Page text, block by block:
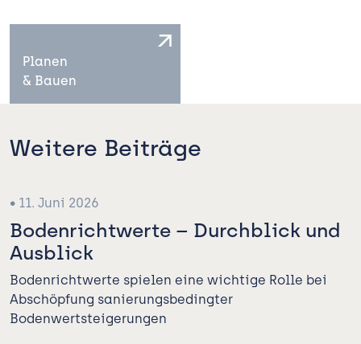
Kanzlei
Expertise
Team
Karriere
Kontakt
Notarformulare
Planen
& Bauen
Weitere Beiträge
• 11. Juni 2026
Bodenrichtwerte – Durchblick und
Ausblick
Bodenrichtwerte spielen eine wichtige Rolle bei
Abschöpfung sanierungsbedingter
Bodenwertsteigerungen